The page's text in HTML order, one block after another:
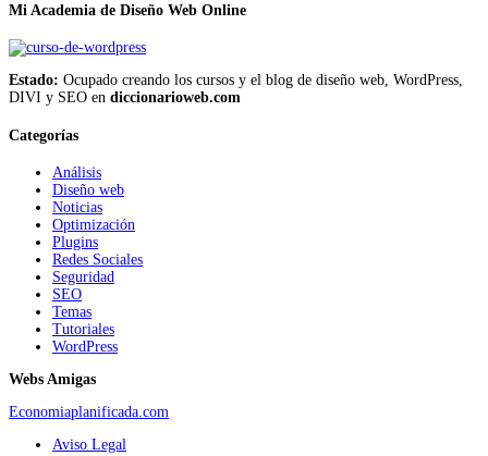
Mi Academia de Diseño Web Online
Estado: Ocupado creando los cursos y el blog de diseño web, WordPress,
DIVI y SEO en diccionarioweb.com
Categorías
Análisis
Diseño web
Noticias
Optimización
Plugins
Redes Sociales
Seguridad
SEO
Temas
Tutoriales
WordPress
Webs Amigas
Economiaplanificada.com
Aviso Legal